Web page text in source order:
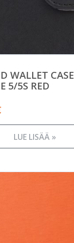
WALLET CASE
5/5S RED
LUE LISÄÄ »